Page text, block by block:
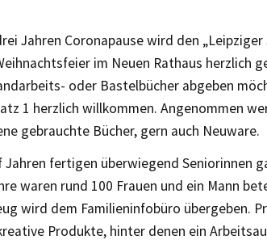
Jahren Coronapause wird den
im Neuen Rathaus herzlich
oder Bastelbücher abgeben
1 herzlich willkommen. Angenommen
gebrauchte Bücher, gern auch Neuware.
Jahren fertigen überwiegend Seniorinnen
waren rund 100 Frauen und ein Mann
wird dem Familieninfobüro übergeben.
Produkte, hinter denen ein